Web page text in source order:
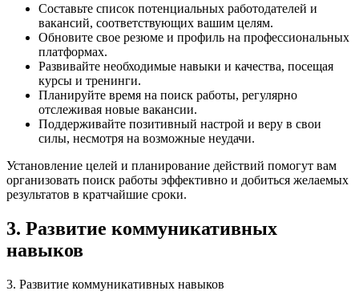
Составьте список потенциальных работодателей и
вакансий, соответствующих вашим целям.
Обновите свое резюме и профиль на профессиональных
платформах.
Развивайте необходимые навыки и качества, посещая
курсы и тренинги.
Планируйте время на поиск работы, регулярно
отслеживая новые вакансии.
Поддерживайте позитивный настрой и веру в свои
силы, несмотря на возможные неудачи.
Установление целей и планирование действий помогут вам
организовать поиск работы эффективно и добиться желаемых
результатов в кратчайшие сроки.
3. Развитие коммуникативных
навыков
3. Развитие коммуникативных навыков